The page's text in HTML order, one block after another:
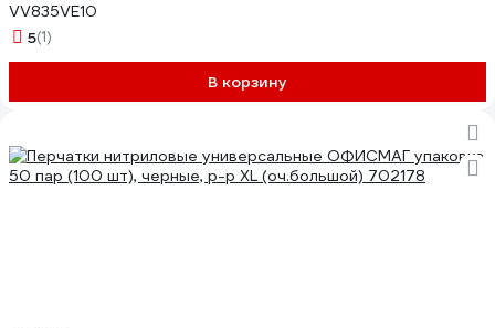
VV835VE10
5(1)
В корзину